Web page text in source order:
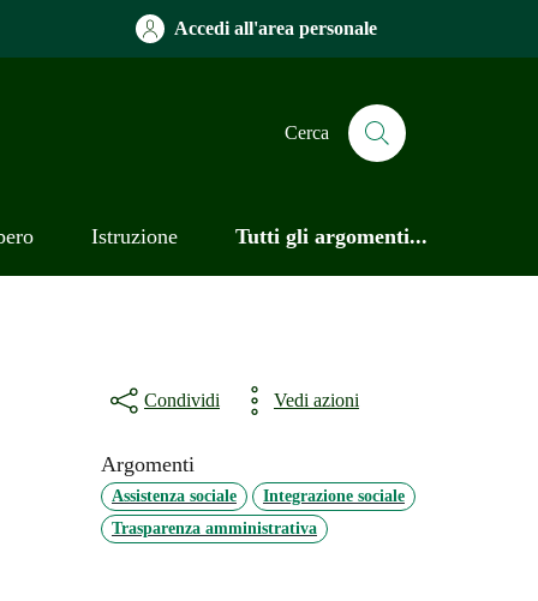
Accedi all'area personale
Cerca
Istruzione Tutti gli argomenti...
Condividi Vedi azioni
Argomenti
Assistenza sociale
Integrazione sociale
Trasparenza amministrativa